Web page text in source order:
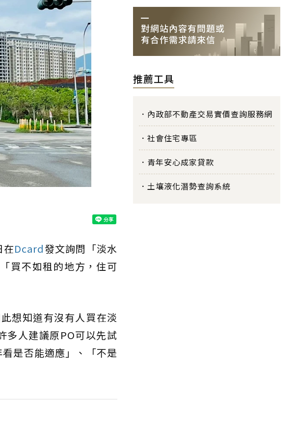
在Dcard發文詢問「淡水
買不如租的地方，住可
想知道有沒有人買在淡
多人建議原PO可以先試
是否能適應」、「不是
推薦工具
內政部不動產交易實價查詢服務網
社會住宅專區
青年安心成家貸款
土壤液化潛勢查詢系統